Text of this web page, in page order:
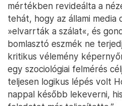
mértékben revideálta a
tehát, hogy az állami media
»elvarrták a szálat«, és
bomlasztó eszmék ne
kritikus vélemény
egy szociológiai felmérés
teljesen logikus lépés volt
nappal később lekeverni,